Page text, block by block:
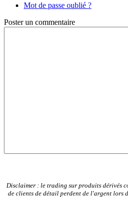
Mot de passe oublié ?
Posterun commentaire
Disclaimer : le trading sur produits dérivés
de clients de détail perdent de l'argent lors